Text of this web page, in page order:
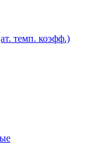
темп. коэфф.)